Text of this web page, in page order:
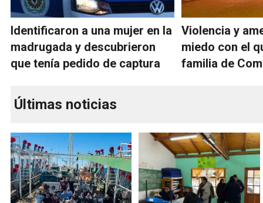
Identificaron a una mujer en la
madrugada y descubrieron
que tenía pedido de captura
Violencia y
miedo con el
familia de
Últimas noticias